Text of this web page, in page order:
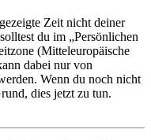
Zeit nicht deiner
du im „Persönlichen
(Mitteleuropäische
dabei nur von
Wenn du noch nicht
dies jetzt zu tun.